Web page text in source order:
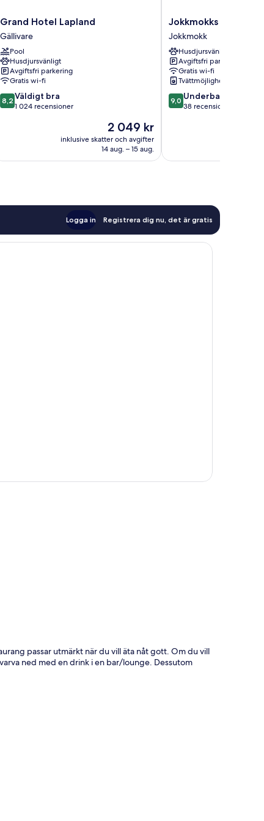
Grand
Hotel
Lapland
Gällivare
Grand Hotel Lapland
Gällivare
Pool
Husdjursvänligt
Avgiftsfri parkering
Gratis wi-fi
8.2
av
8,2 Väldigt bra
1 024 recensioner
Priset
är
2 049 kr
2 049 kr
inklusive skatter och avgifter
14 aug. – 15 aug.
Jokkmokks
Vandrarhem
Åsgård
Jokkmokk
Jokkmokks
Jokkmokk
Husdjursvänligt
Avgiftsfri parkering
Gratis wi-fi
Tvättmöjligheter
9.0
av
9,0 Underbart
38 recensioner
Logga in Registrera dig nu, det är gratis
passar utmärkt när du vill äta nåt gott. Om du vill
ned med en drink i en bar/lounge. Dessutom